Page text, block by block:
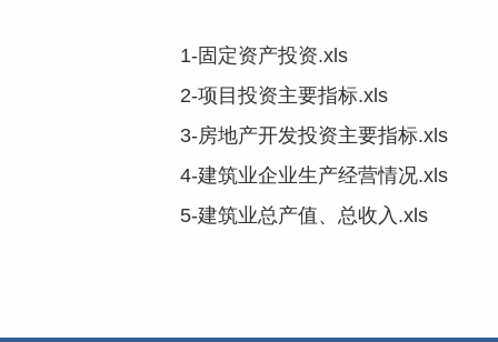
1-固定资产投资.xls
2-项目投资主要指标.xls
3-房地产开发投资主要指标.xls
4-建筑业企业生产经营情况.xls
5-建筑业总产值、总收入.xls